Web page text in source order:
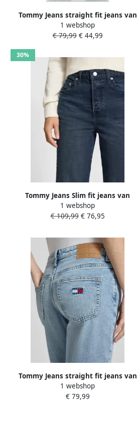
Tommy Jeans straight fit jeans van
katoenmix model 'LAYLA'
1 webshop
€ 79,99€ 44,99
30%
Tommy Jeans Slim fit jeans van
katoenmix model 'LAYLA'
1 webshop
€ 109,99€ 76,95
Tommy Jeans straight fit jeans van
katoenmix model 'SOPHIE'
1 webshop
€ 79,99